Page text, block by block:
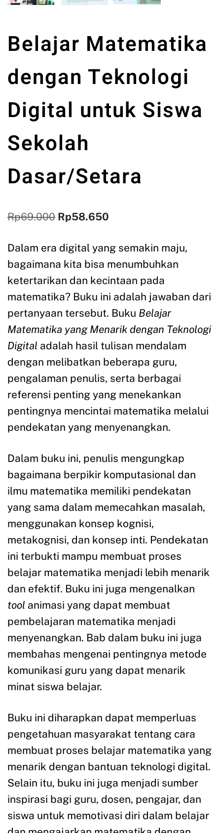
Belajar Matematika
dengan Teknologi
Digital untuk Siswa
Sekolah
Dasar/Setara
Rp69.000 Rp58.650
Dalam era digital yang semakin maju,
bagaimana kita bisa menumbuhkan
ketertarikan dan kecintaan pada
matematika? Buku ini adalah jawaban dari
pertanyaan tersebut. Buku Belajar
Matematika yang Menarik dengan Teknologi
Digital adalah hasil tulisan mendalam
dengan melibatkan beberapa guru,
pengalaman penulis, serta berbagai
referensi penting yang menekankan
pentingnya mencintai matematika melalui
pendekatan yang menyenangkan.
Dalam buku ini, penulis mengungkap
bagaimana berpikir komputasional dan
ilmu matematika memiliki pendekatan
yang sama dalam memecahkan masalah,
menggunakan konsep kognisi,
metakognisi, dan konsep inti. Pendekatan
ini terbukti mampu membuat proses
belajar matematika menjadi lebih menarik
dan efektif. Buku ini juga mengenalkan
tool animasi yang dapat membuat
pembelajaran matematika menjadi
menyenangkan. Bab dalam buku ini juga
membahas mengenai pentingnya metode
komunikasi guru yang dapat menarik
minat siswa belajar.
Buku ini diharapkan dapat memperluas
pengetahuan masyarakat tentang cara
membuat proses belajar matematika yang
menarik dengan bantuan teknologi digital.
Selain itu, buku ini juga menjadi sumber
inspirasi bagi guru, dosen, pengajar, dan
siswa untuk memotivasi diri dalam belajar